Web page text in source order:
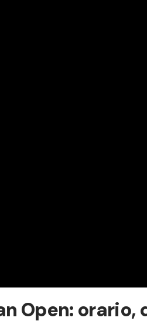
orario,